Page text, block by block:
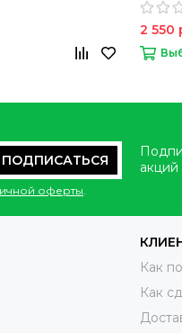
2 550
ПОДПИСАТЬСЯ
оферты.
акций
Как
Как